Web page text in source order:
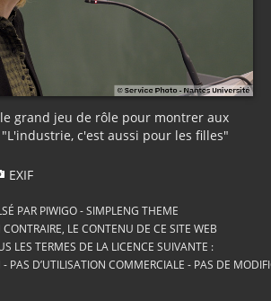
grand jeu de rôle pour montrer aux
c'est aussi pour les filles"
EXIF
PAR PIWIGO-SIMPLENG THEME
LE CONTENU DE CE SITE WEB
LES TERMES DE LA LICENCE SUIVANTE :
PAS D’UTILISATION COMMERCIALE - PAS DE